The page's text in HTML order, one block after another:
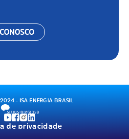
- ISA ENERGIA BRASIL
de privacidade